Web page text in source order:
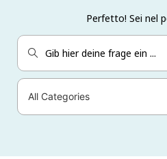
Perfetto! Sei nel